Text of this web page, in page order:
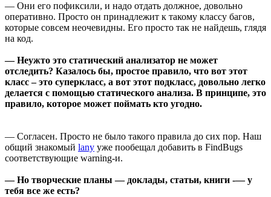
— Они его пофиксили, и надо отдать должное, довольно
оперативно. Просто он принадлежит к такому классу багов,
которые совсем неочевидны. Его просто так не найдешь, глядя
на код.
— Неужто это статический анализатор не может
отследить? Казалось бы, простое правило, что вот этот
класс – это суперкласс, а вот этот подкласс, довольно легко
делается с помощью статического анализа. В принципе, это
правило, которое может поймать кто угодно.
— Согласен. Просто не было такого правила до сих пор. Наш
общий знакомый lany уже пообещал добавить в FindBugs
соответствующие warning-и.
— Но творческие планы — доклады, статьи, книги -— у
тебя все же есть?